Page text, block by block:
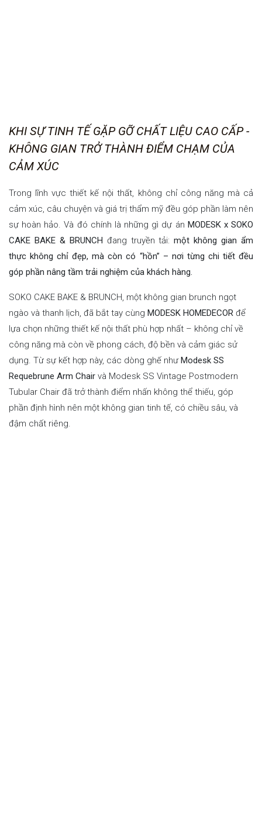
KHI SỰ TINH TẾ GẶP GỠ CHẤT LIỆU CAO CẤP -
KHÔNG GIAN TRỞ THÀNH ĐIỂM CHẠM CỦA
CẢM XÚC
Trong lĩnh vực thiết kế nội thất, không chỉ công năng mà cả
cảm xúc, câu chuyện và giá trị thẩm mỹ đều góp phần làm nên
sự hoàn hảo. Và đó chính là những gì dự án MODESK x SOKO
CAKE BAKE & BRUNCH đang truyền tải:một không gian ẩm
thực không chỉ đẹp, mà còn có “hồn” – nơi từng chi tiết đều
góp phần nâng tầm trải nghiệm của khách hàng.
SOKO CAKE BAKE & BRUNCH, một không gian brunch ngọt
ngào và thanh lịch, đã bắt tay cùng MODESK HOMEDECOR để
lựa chọn những thiết kế nội thất phù hợp nhất – không chỉ về
công năng mà còn về phong cách, độ bền và cảm giác sử
dụng. Từ sự kết hợp này, các dòng ghế như Modesk SS
Requebrune Arm Chair và Modesk SS Vintage Postmodern
Tubular Chair đã trở thành điểm nhấn không thể thiếu, góp
phần định hình nên một không gian tinh tế, có chiều sâu, và
đậm chất riêng.